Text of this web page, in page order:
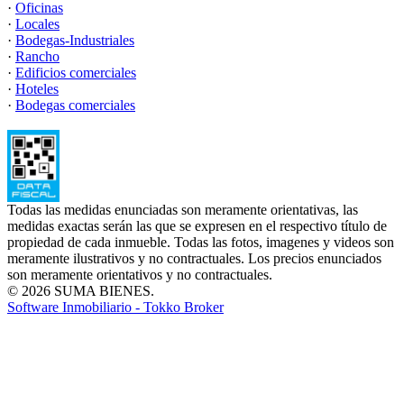
· Oficinas
· Locales
· Bodegas-Industriales
· Rancho
· Edificios comerciales
· Hoteles
· Bodegas comerciales
Todas las medidas enunciadas son meramente orientativas, las
medidas exactas serán las que se expresen en el respectivo título de
propiedad de cada inmueble. Todas las fotos, imagenes y videos son
meramente ilustrativos y no contractuales. Los precios enunciados
son meramente orientativos y no contractuales.
© 2026 SUMA BIENES.
Software Inmobiliario - Tokko Broker